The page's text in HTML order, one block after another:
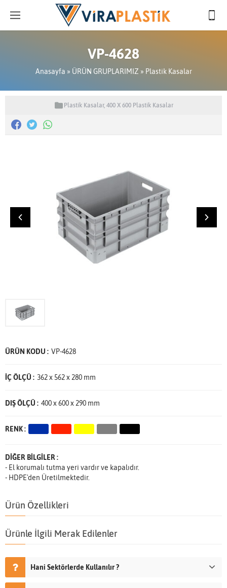
VP-4628
Anasayfa » ÜRÜN GRUPLARIMIZ » Plastik Kasalar
Plastik Kasalar, 400 X 600 Plastik Kasalar
ÜRÜN KODU : VP-4628
İÇ ÖLÇÜ : 362 x 562 x 280 mm
DIŞ ÖLÇÜ : 400 x 600 x 290 mm
RENK :
DİĞER BİLGİLER :
- El korumalı tutma yeri vardır ve kapalıdır.
- HDPE'den Üretilmektedir.
Ürün Özellikleri
Ürünle İlgili Merak Edilenler
Hani Sektörlerde Kullanılır ?